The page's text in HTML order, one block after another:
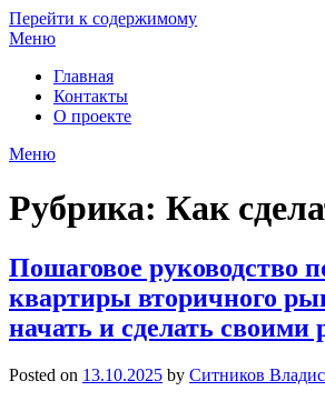
Перейти к содержимому
Меню
Главная
Контакты
О проекте
Меню
Рубрика: Как
Пошаговое руководство
квартиры вторичного
начать и сделать своими
Posted on 13.10.2025 by Ситников